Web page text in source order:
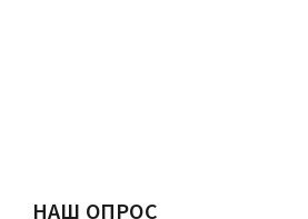
НАШ ОПРОС